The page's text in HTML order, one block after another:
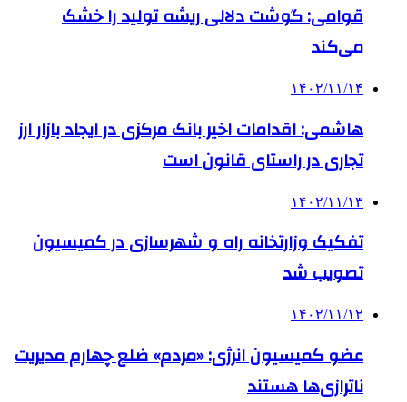
قوامی: گوشت دلالی ریشه تولید را خشک
می‌کند
۱۴۰۲/۱۱/۱۴
هاشمی: اقدامات اخیر بانک مرکزی در ایجاد بازار ارز
تجاری در راستای قانون است
۱۴۰۲/۱۱/۱۳
تفکیک وزارتخانه راه و شهرسازی در کمیسیون
تصویب شد
۱۴۰۲/۱۱/۱۲
عضو کمیسیون انرژی: «مردم» ضلع چهارم مدیریت
ناترازی‌ها هستند